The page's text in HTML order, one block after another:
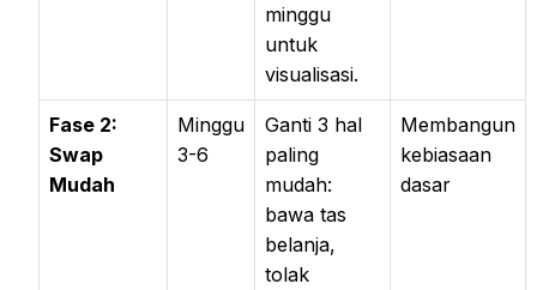
minggu
untuk
visualisasi.
Fase 2:
Swap
Mudah
Minggu
3-6
Ganti 3 hal
paling
mudah:
bawa tas
belanja,
tolak
Membangun
kebiasaan
dasar